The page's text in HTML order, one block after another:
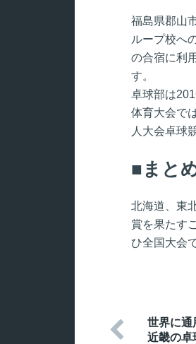
福島県郡山
ループ校へ
の合宿に利
す。
卓球部は
体育大会で
人大会卓球
まと
北海道、東
賞を果たす
ひ全国大会

世界に通
近畿の卓